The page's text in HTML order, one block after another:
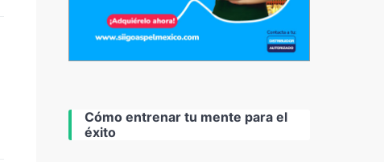
Cómo entrenar tu mente para el
éxito